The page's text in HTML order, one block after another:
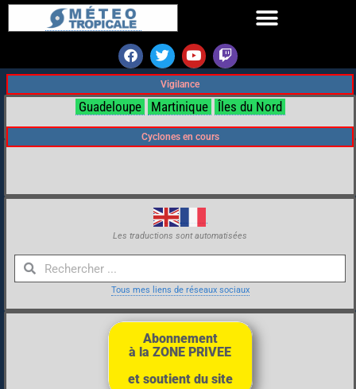
Vigilance
Guadeloupe Martinique Îles du Nord
Cyclones en cours
Les traductions sont automatisées
Tous mes liens de réseaux sociaux
Abonnement
à la ZONE PRIVEE
et soutient du site